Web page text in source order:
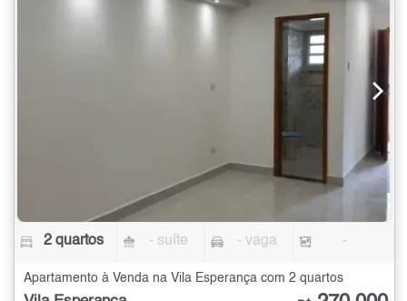
2 quartos - suíte - vaga -
Apartamento à Venda na Vila Esperança com 2 quartos